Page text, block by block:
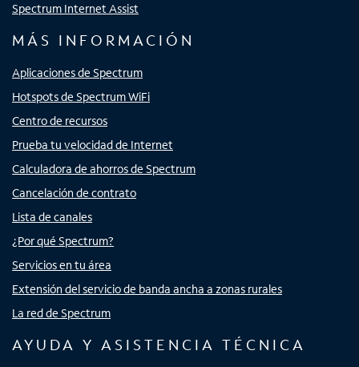
Spectrum Internet Assist
MÁS INFORMACIÓN
Aplicaciones de Spectrum
Hotspots de Spectrum WiFi
Centro de recursos
Prueba tu velocidad de Internet
Calculadora de ahorros de Spectrum
Cancelación de contrato
Lista de canales
¿Por qué Spectrum?
Servicios en tu área
Extensión del servicio de banda ancha a zonas rurales
La red de Spectrum
AYUDA Y ASISTENCIA TÉCNICA